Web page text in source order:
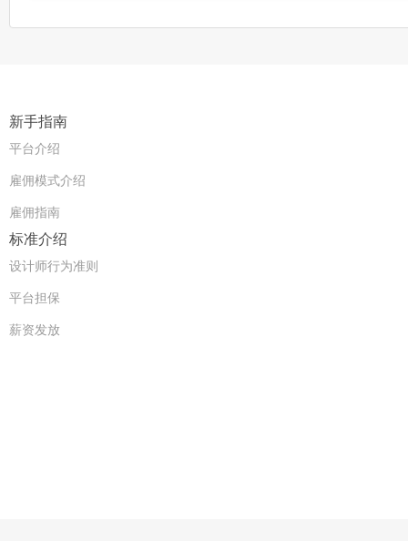
新手指南
平台介绍
雇佣模式介绍
雇佣指南
标准介绍
设计师行为准则
平台担保
薪资发放